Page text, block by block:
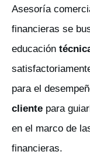
Asesoría
financieras se
educación
para el
cliente para
en el marco de
financieras.